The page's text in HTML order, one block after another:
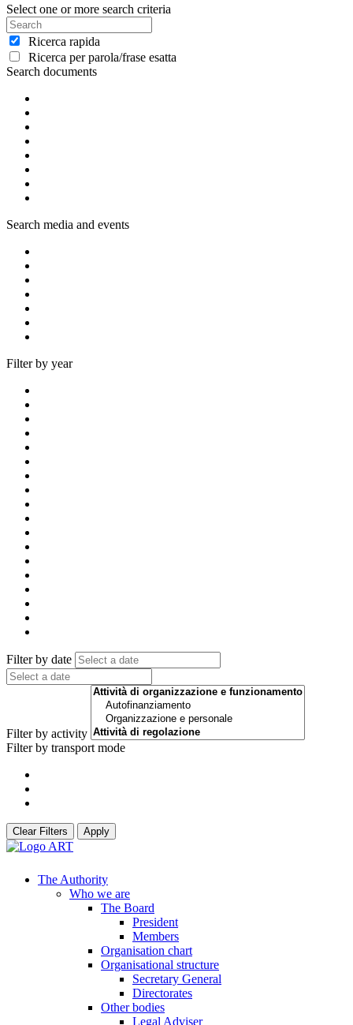
Select one or more search criteria
Ricerca rapida
Ricerca per parola/frase esatta
Search documents
Search media and events
Filter by year
Filter by date
Filter by activity
Filter by transport mode
Clear Filters Apply
The Authority
Who we are
The Board
President
Members
Organisation chart
Organisational structure
Secretary General
Directorates
Other bodies
Legal Adviser